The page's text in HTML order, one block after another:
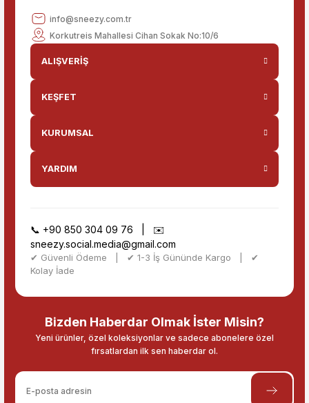
info@sneezy.com.tr
Korkutreis Mahallesi Cihan Sokak No:10/6
ALIŞVERİŞ
KEŞFET
KURUMSAL
YARDIM
📞 +90 850 304 09 76 | ✉️
sneezy.social.media@gmail.com
✔ Güvenli Ödeme | ✔ 1-3 İş Gününde Kargo | ✔
Kolay İade
Bizden Haberdar Olmak İster Misin?
Yeni ürünler, özel koleksiyonlar ve sadece abonelere özel
fırsatlardan ilk sen haberdar ol.